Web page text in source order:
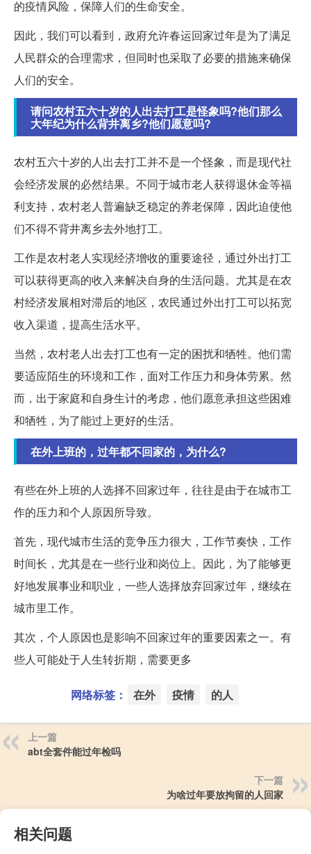
的疫情风险，保障人们的生命安全。
因此，我们可以看到，政府允许春运回家过年是为了满足
人民群众的合理需求，但同时也采取了必要的措施来确保
人们的安全。
请问农村五六十岁的人出去打工是怪象吗?他们那么
大年纪为什么背井离乡?他们愿意吗?
农村五六十岁的人出去打工并不是一个怪象，而是现代社
会经济发展的必然结果。不同于城市老人获得退休金等福
利支持，农村老人普遍缺乏稳定的养老保障，因此迫使他
们不得不背井离乡去外地打工。
工作是农村老人实现经济增收的重要途径，通过外出打工
可以获得更高的收入来解决自身的生活问题。尤其是在农
村经济发展相对滞后的地区，农民通过外出打工可以拓宽
收入渠道，提高生活水平。
当然，农村老人出去打工也有一定的困扰和牺牲。他们需
要适应陌生的环境和工作，面对工作压力和身体劳累。然
而，出于家庭和自身生计的考虑，他们愿意承担这些困难
和牺牲，为了能过上更好的生活。
在外上班的，过年都不回家的，为什么?
有些在外上班的人选择不回家过年，往往是由于在城市工
作的压力和个人原因所导致。
首先，现代城市生活的竞争压力很大，工作节奏快，工作
时间长，尤其是在一些行业和岗位上。因此，为了能够更
好地发展事业和职业，一些人选择放弃回家过年，继续在
城市里工作。
其次，个人原因也是影响不回家过年的重要因素之一。有
些人可能处于人生转折期，需要更多
网络标签： 在外 疫情 的人
上一篇
abt全套件能过年检吗
下一篇
为啥过年要放拘留的人回家
相关问题